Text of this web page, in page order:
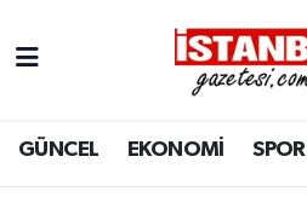
GÜNCEL EKONOMİ SPOR
EKONOMİ
Nöbetçi Eczaneler
Hava Durumu